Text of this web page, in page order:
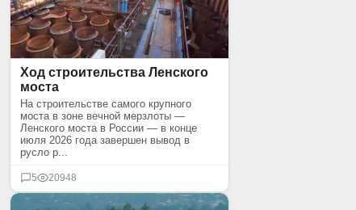
Ход строительства Ленского
моста
На строительстве самого крупного
моста в зоне вечной мерзлоты —
Ленского моста в России — в конце
июля 2026 года завершен вывод в
русло р...
5 20948